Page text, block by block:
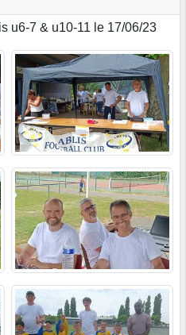
u6-7 & u10-11 le 17/06/23